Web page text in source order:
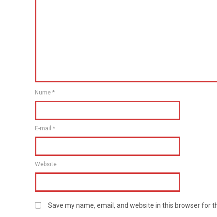
Nume *
E-mail *
Website
Save my name, email, and website in this browser for